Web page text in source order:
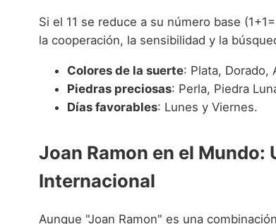
Si el 11 se reduce a su número base
la cooperación, la sensibilidad y la
Colores de la suerte: Plata, Dorado,
Piedras preciosas: Perla, Piedra
Días favorables: Lunes y Viernes.
Joan Ramon en el Mundo:
Internacional
Aunque "Joan Ramon" es una